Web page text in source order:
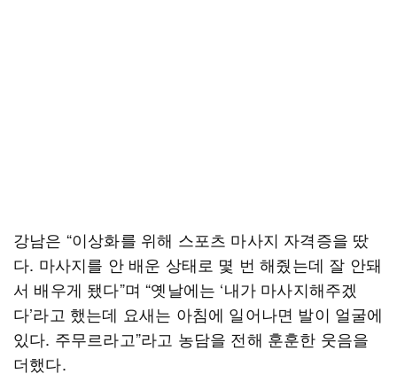
강남은 “이상화를 위해 스포츠 마사지 자격증을 땄
다. 마사지를 안 배운 상태로 몇 번 해줬는데 잘 안돼
서 배우게 됐다”며 “옛날에는 ‘내가 마사지해주겠
다’라고 했는데 요새는 아침에 일어나면 발이 얼굴에
있다. 주무르라고”라고 농담을 전해 훈훈한 웃음을
더했다.